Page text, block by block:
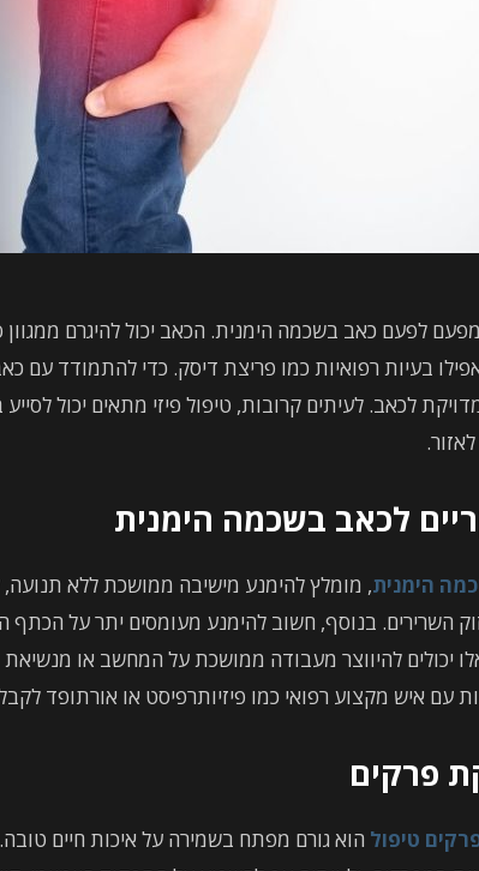
מפעם לפעם כאב בשכמה הימנית. הכאב יכול להיגרם ממגוון
בעיות רפואיות כמו פריצת דיסק. כדי להתמודד עם
לכאב. לעיתים קרובות, טיפול פיזי מתאים יכול
לכאב בשכמה הימנית
הימנית, מומלץ להימנע מישיבה ממושכת ללא תנועה,
השרירים. בנוסף, חשוב להימנע מעומסים יתר על הכתף
אלו יכולים להיווצר מעבודה ממושכת על המחשב או
עם איש מקצוע רפואי כמו פיזיותרפיסט או אורתופד
פרקים
טיפול הוא גורם מפתח בשמירה על איכות חיים